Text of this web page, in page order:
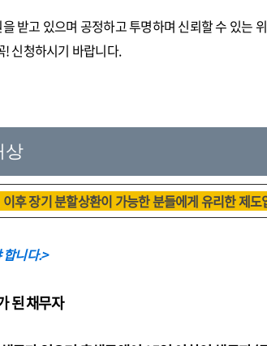
받고 있으며 공정하고 투명하며 신뢰할 수 있는
신청하시기 바랍니다.
상
후 장기 분할상환이 가능한 분들에게 유리한 제도
니다.>
된 채무자